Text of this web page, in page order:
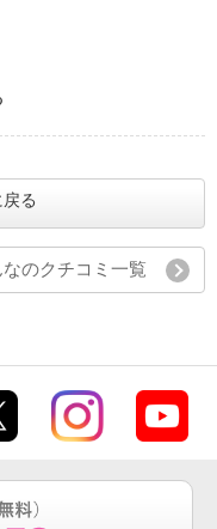
る
のクチコミ一覧